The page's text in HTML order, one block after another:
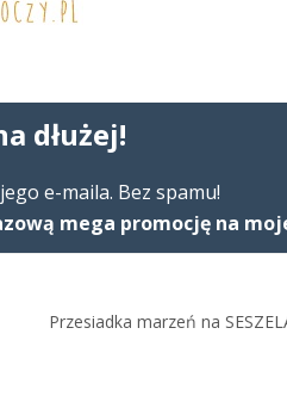
dłużej!
e-maila. Bez spamu!
mega promocję na
Przesiadka marzeń na